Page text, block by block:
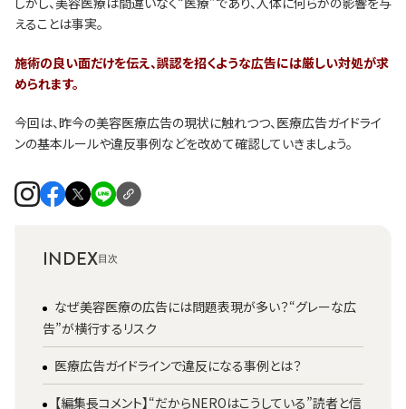
えることは事実。
施術の良い面だけを伝え、誤認を招くような広告には厳しい対処が求
められます。
今回は、昨今の美容医療広告の現状に触れつつ、医療広告ガイドライ
ンの基本ルールや違反事例などを改めて確認していきましょう。
INDEX
なぜ美容医療の広告には問題表現が多い？“グレーな広
告”が横行するリスク
医療広告ガイドラインで違反になる事例とは？
【編集長コメント】“だからNEROはこうしている”読者と信